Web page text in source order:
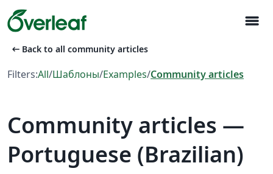
menu
arrow_left_alt Back to all community articles
Filters:All/Шаблоны/Examples/Community articles
Community articles —
Portuguese (Brazilian)